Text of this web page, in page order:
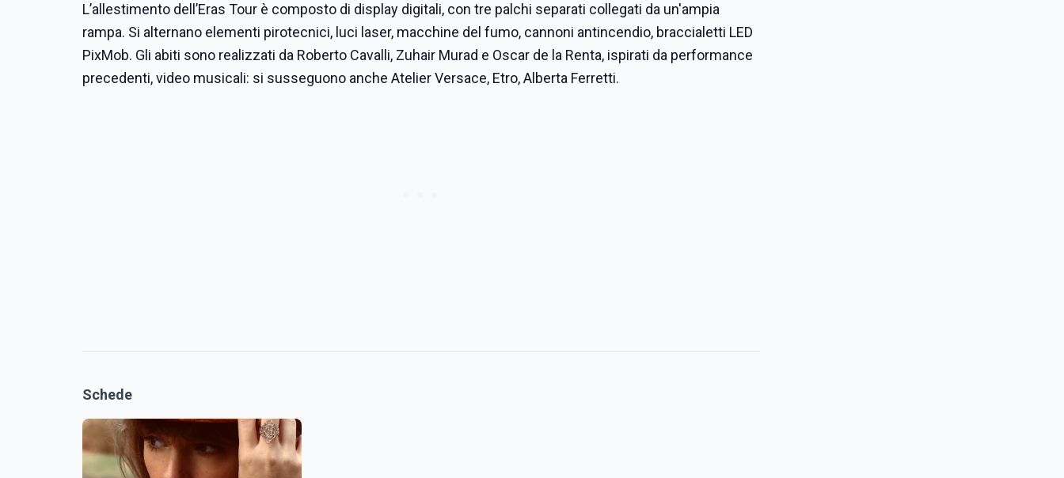
L’allestimento dell’Eras Tour è composto di display digitali, con tre palchi separati collegati da un'ampia
rampa. Si alternano elementi pirotecnici, luci laser, macchine del fumo, cannoni antincendio, braccialetti LED
PixMob. Gli abiti sono realizzati da Roberto Cavalli, Zuhair Murad e Oscar de la Renta, ispirati da performance
precedenti, video musicali: si susseguono anche Atelier Versace, Etro, Alberta Ferretti.
Schede